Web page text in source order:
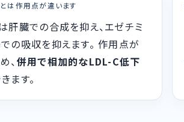
は作用点が違います
肝臓での合成を抑え、エゼチミ
の吸収を抑えます。 作用点が
、併用で相加的なLDL-C低下
ます。